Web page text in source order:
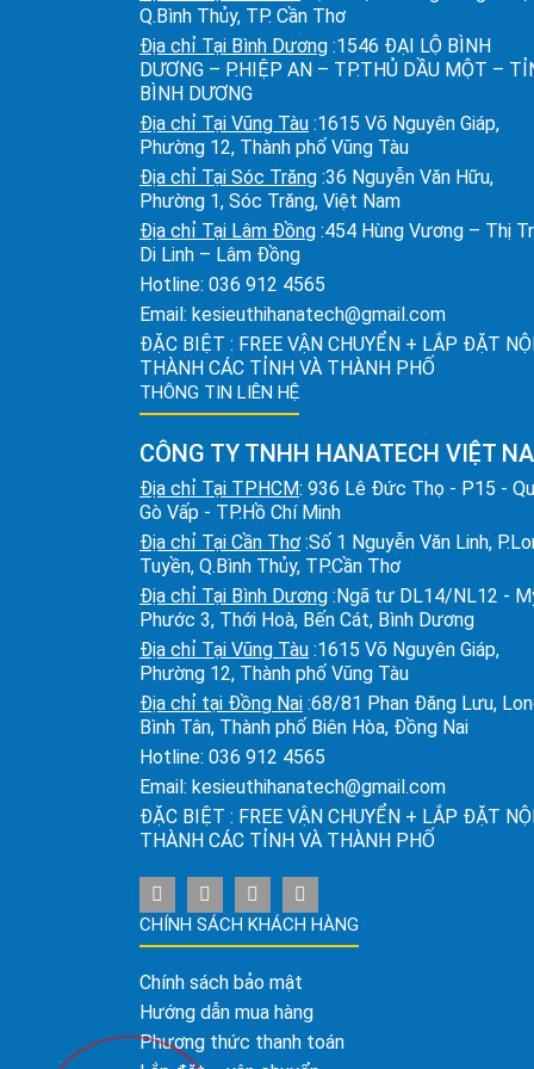
Q.Bình Thủy, TP. Cần Thơ
Địa chỉ Tại Bình Dương :1546 ĐẠI LỘ BÌNH
DƯƠNG – P.HIỆP AN – TP.THỦ DẦU MỘT –
BÌNH DƯƠNG
Địa chỉ Tại Vũng Tàu :1615 Võ Nguyên Giáp,
Phường 12, Thành phố Vũng Tàu
Địa chỉ Tại Sóc Trăng :36 Nguyễn Văn Hữu,
Phường 1, Sóc Trăng, Việt Nam
Địa chỉ Tại Lâm Đồng :454 Hùng Vương – Thị
Di Linh – Lâm Đồng
Hotline: 036 912 4565
Email: kesieuthihanatech@gmail.com
ĐẶC BIỆT : FREE VẬN CHUYỂN + LẮP ĐẶT
THÀNH CÁC TỈNH VÀ THÀNH PHỐ
THÔNG TIN LIÊN HỆ
CÔNG TY TNHH HANATECH VIỆT
Địa chỉ Tại TPHCM: 936 Lê Đức Thọ - P15 -
Gò Vấp - TP.Hồ Chí Minh
Địa chỉ Tại Cần Thơ :Số 1 Nguyễn Văn Linh,
Tuyền, Q.Bình Thủy, TP.Cần Thơ
Địa chỉ Tại Bình Dương :Ngã tư DL14/NL12 -
Phước 3, Thới Hoà, Bến Cát, Bình Dương
Địa chỉ Tại Vũng Tàu :1615 Võ Nguyên Giáp,
Phường 12, Thành phố Vũng Tàu
Địa chỉ tại Đồng Nai :68/81 Phan Đăng Lưu,
Bình Tân, Thành phố Biên Hòa, Đồng Nai
Hotline: 036 912 4565
Email: kesieuthihanatech@gmail.com
ĐẶC BIỆT : FREE VẬN CHUYỂN + LẮP ĐẶT
THÀNH CÁC TỈNH VÀ THÀNH PHỐ
CHÍNH SÁCH KHÁCH HÀNG
Chính sách bảo mật
Hướng dẫn mua hàng
Phương thức thanh toán